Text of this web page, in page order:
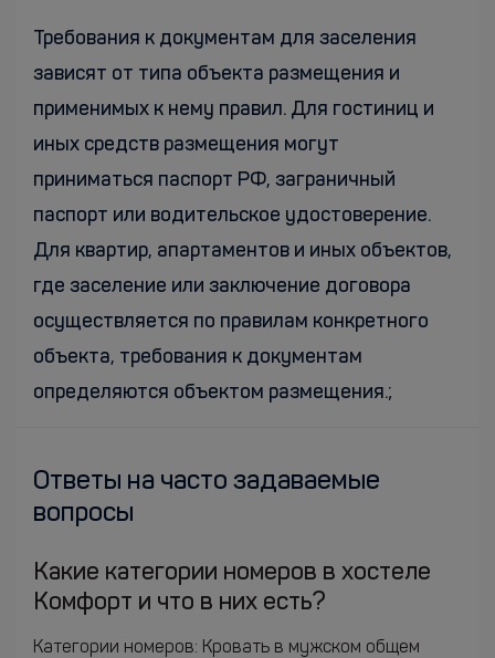
Требования к документам для заселения
зависят от типа объекта размещения и
применимых к нему правил. Для гостиниц и
иных средств размещения могут
приниматься паспорт РФ, заграничный
паспорт или водительское удостоверение.
Для квартир, апартаментов и иных объектов,
где заселение или заключение договора
осуществляется по правилам конкретного
объекта, требования к документам
определяются объектом размещения.;
Ответы на часто задаваемые
вопросы
Какие категории номеров в хостеле
Комфорт и что в них есть?
Категории номеров: Кровать в мужском общем